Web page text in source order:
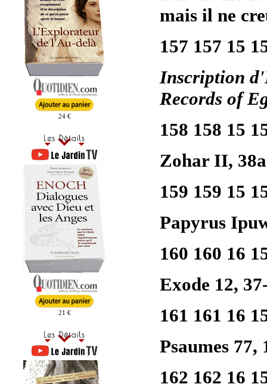
24 €
21 €
mais il ne
157 157 15
Inscription
Records of
158 158 15
Zohar II,
159 159 15
Papyrus
160 160 16
Exode 12,
161 161 16
Psaumes 77,
162 162 16